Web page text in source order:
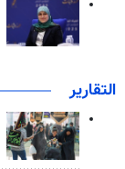
التقارير